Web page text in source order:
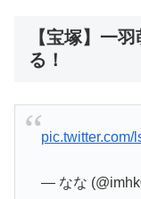
【宝塚】一
る！
pic.twitter.com/
— なな